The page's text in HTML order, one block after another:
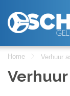
Home Verhuur